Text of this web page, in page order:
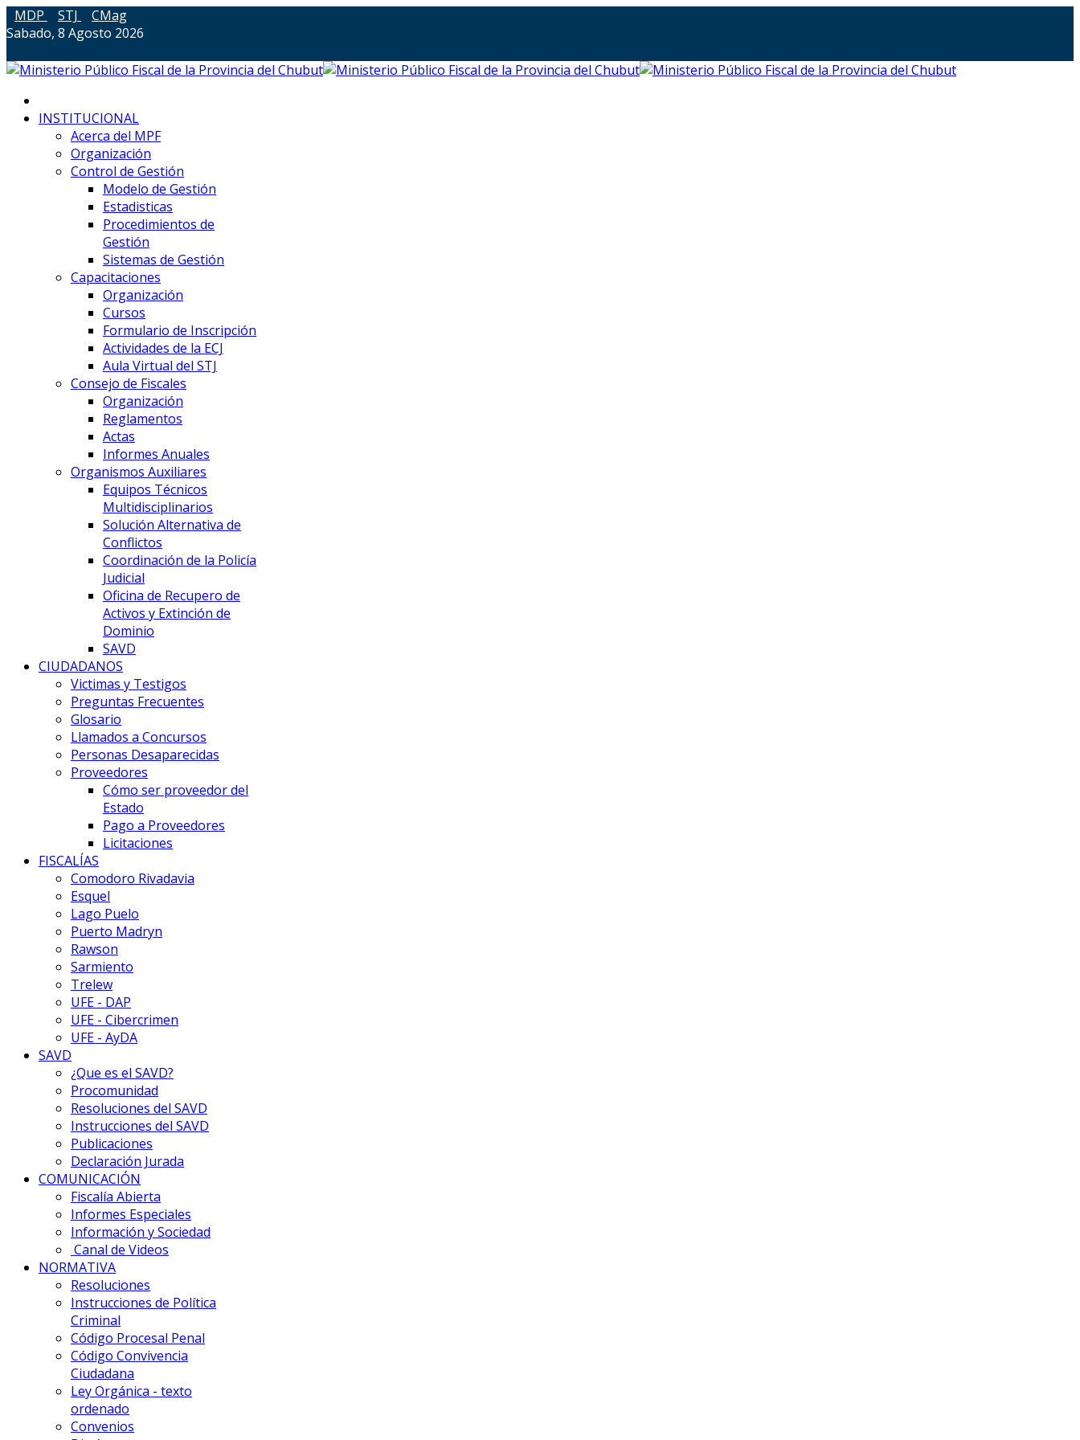
MDP STJ
CMag
Sabado, 8 Agosto 2026
INSTITUCIONAL
Acerca del MPF
Organización
Control de Gestión
Modelo de Gestión
Estadisticas
Procedimientos de
Gestión
Sistemas de Gestión
Capacitaciones
Organización
Cursos
Formulario de Inscripción
Actividades de la ECJ
Aula Virtual del STJ
Consejo de Fiscales
Organización
Reglamentos
Actas
Informes Anuales
Organismos Auxiliares
Equipos Técnicos
Multidisciplinarios
Solución Alternativa de
Conflictos
Coordinación de la Policía
Judicial
Oficina de Recupero de
Activos y Extinción de
Dominio
SAVD
CIUDADANOS
Victimas y Testigos
Preguntas Frecuentes
Glosario
Llamados a Concursos
Personas Desaparecidas
Proveedores
Cómo ser proveedor del
Estado
Pago a Proveedores
Licitaciones
FISCALÍAS
Comodoro Rivadavia
Esquel
Lago Puelo
Puerto Madryn
Rawson
Sarmiento
Trelew
UFE - DAP
UFE - Cibercrimen
UFE - AyDA
SAVD
¿Que es el SAVD?
Procomunidad
Resoluciones del SAVD
Instrucciones del SAVD
Publicaciones
Declaración Jurada
COMUNICACIÓN
Fiscalía Abierta
Informes Especiales
Información y Sociedad
Canal de Videos
NORMATIVA
Resoluciones
Instrucciones de Política
Criminal
Código Procesal Penal
Código Convivencia
Ciudadana
Ley Orgánica - texto
ordenado
Convenios